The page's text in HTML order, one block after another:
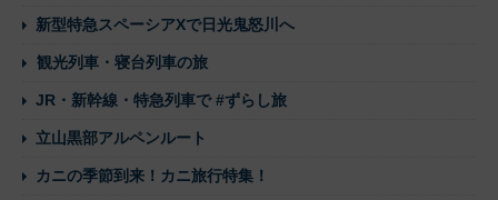
新型特急スペーシアXで日光鬼怒川へ
観光列車・寝台列車の旅
JR・新幹線・特急列車で #ずらし旅
立山黒部アルペンルート
カニの季節到来！カニ旅行特集！